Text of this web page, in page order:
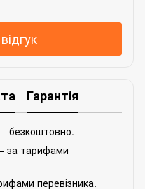
Гарантія
безкоштовно.
за тарифами
перевізника.